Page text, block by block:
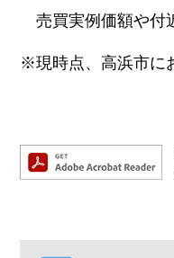
売買実例価額や付
※現時点、高浜市に